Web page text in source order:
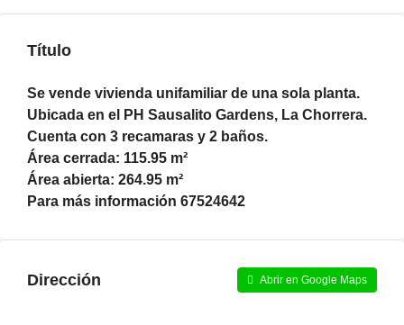
Título
Se vende vivienda unifamiliar de una sola planta.
Ubicada en el PH Sausalito Gardens, La Chorrera.
Cuenta con 3 recamaras y 2 baños.
Área cerrada: 115.95 m²
Área abierta: 264.95 m²
Para más información 67524642
Dirección Abrir en Google Maps